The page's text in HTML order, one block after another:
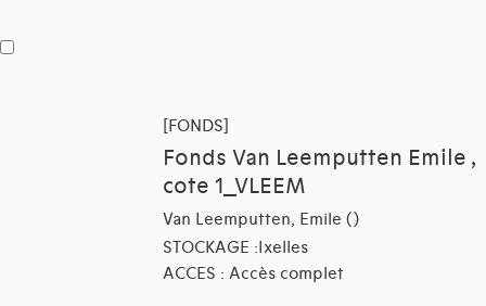
[FONDS]
Fonds Van Leemputten Emile ,
cote 1_VLEEM
Van Leemputten, Emile ()
STOCKAGE :Ixelles
ACCES : Accès complet